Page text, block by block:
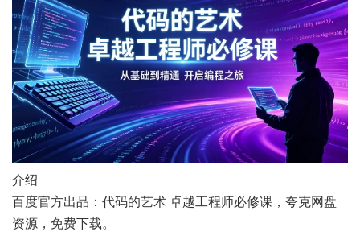
介绍
百度官方出品：代码的艺术 卓越工程师必修课，夸克网盘
资源，免费下载。